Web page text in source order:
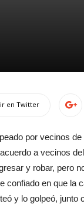
en Twitter
por vecinos
a vecinos
y robar, pero
confiado en que la
y lo golpeó,